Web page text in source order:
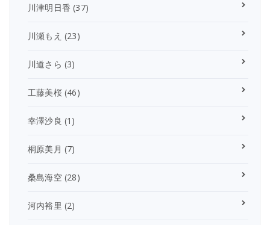
川津明日香 (37)
川瀬もえ (23)
川道さら (3)
工藤美桜(46)
幸澤沙良 (1)
桐原美月 (7)
桑島海空(28)
河内裕里 (2)